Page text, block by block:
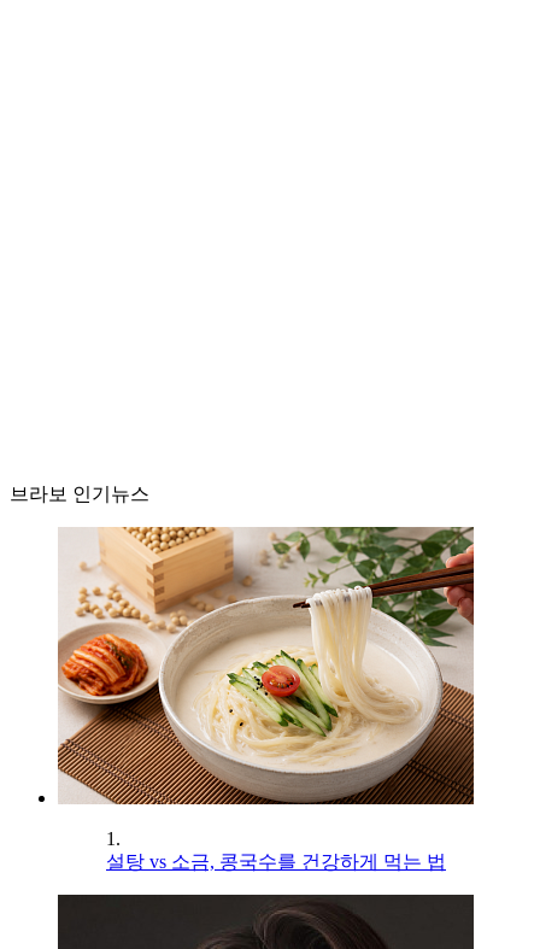
브라보 인기뉴스
1.
설탕 vs 소금, 콩국수를 건강하게 먹는 법